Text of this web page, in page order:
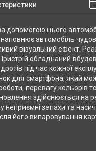
допомогою цього
наповнює автомобіль
візуальний ефект.
обладнаний
під час кожної
для смартфона, який
перевагу кольорів
здійснюється на
неприємні запахи та
його випаровування